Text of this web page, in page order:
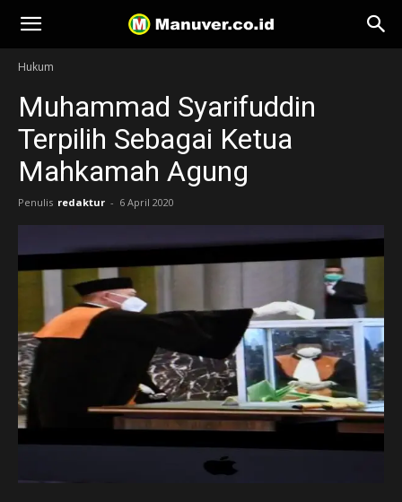
Manuver
Hukum
Muhammad Syarifuddin
Terpilih Sebagai Ketua
Mahkamah Agung
Penulis redaktur - 6 April 2020